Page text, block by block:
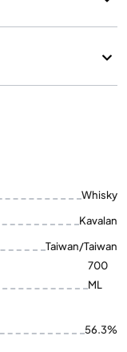
Whisky
Kavalan
Taiwan/Taiwan
700
ML
56.3%